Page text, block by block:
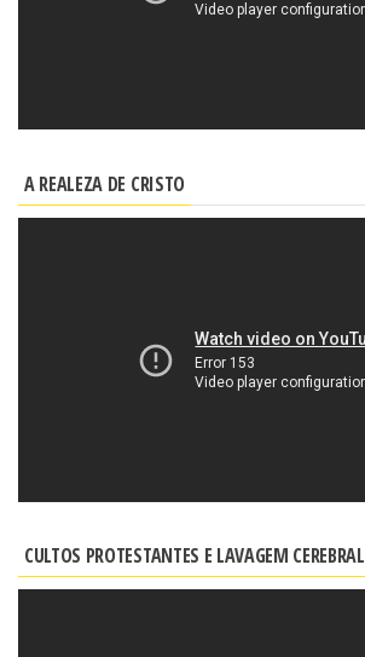
A REALEZA DE CRISTO
CULTOS PROTESTANTES E LAVAGEM CEREBRAL